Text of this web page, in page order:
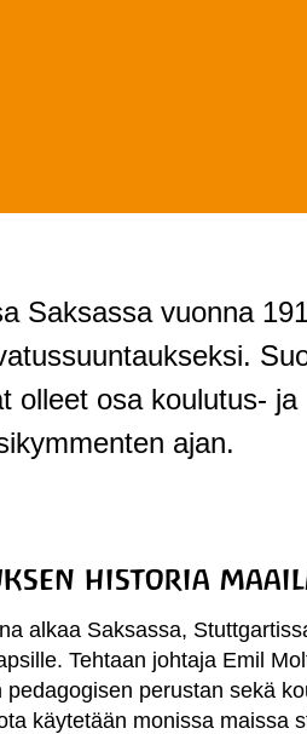
Saksassa vuonna
olleet osa koulutus- ja
ajan.
historia
alkaa Saksassa,
Tehtaan johtaja Emil
perustan sekä
käytetään monissa maissa